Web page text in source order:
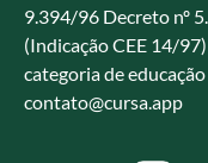
9.394/96 Decreto nº
(Indicação CEE 14/
categoria de
contato@cursa.app